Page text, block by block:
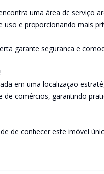
uma área de serviço
uso e proporcionando mais
garante segurança e
em uma localização
de comércios, garantindo
de conhecer este imóvel